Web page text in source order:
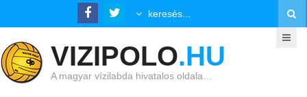
VIZIPOLO.HU
A magyar vízilabda hivatalos oldala…